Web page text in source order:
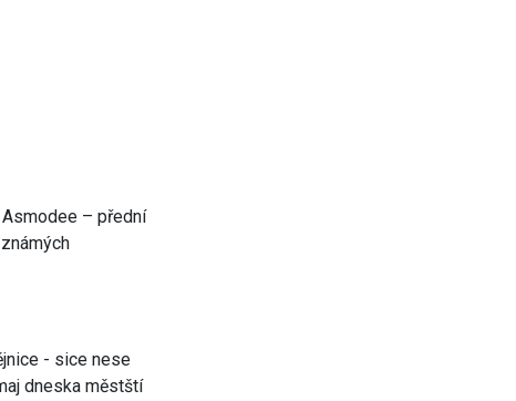
– přední
- sice nese
dneska městští